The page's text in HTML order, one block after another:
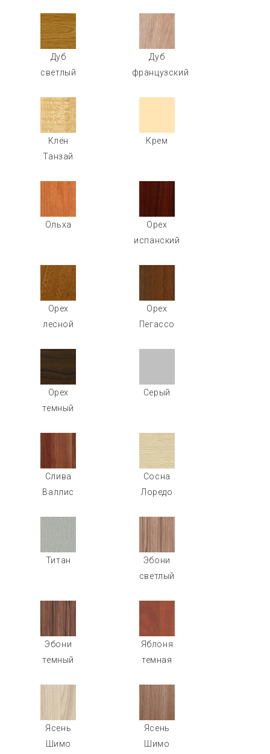
Дуб
светлый
Дуб
французский
Клён
Танзай
Крем
Ольха
Орех
испанский
Орех
лесной
Орех
Пегассо
Орех
темный
Серый
Слива
Валлис
Сосна
Лоредо
Титан
Эбони
светлый
Эбони
темный
Яблоня
темная
Ясень
Шимо
Ясень
Шимо